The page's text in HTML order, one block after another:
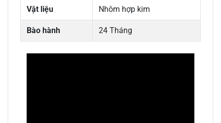
Vật liệu Nhôm hợp kim
Bào hành 24 Tháng